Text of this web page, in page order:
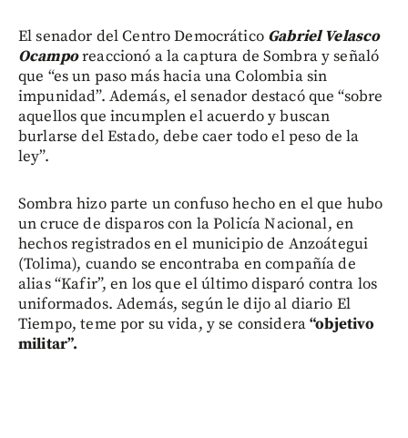
El senador del Centro Democrático Gabriel Velasco
Ocamporeaccionó a la captura de Sombra y señaló
que “es un paso más hacia una Colombia sin
impunidad”. Además, el senador destacó que “sobre
aquellos que incumplen el acuerdo y buscan
burlarse del Estado, debe caer todo el peso de la
ley”.
Sombra hizo parte un confuso hecho en el que hubo
un cruce de disparos con la Policía Nacional, en
hechos registrados en el municipio de Anzoátegui
(Tolima), cuando se encontraba en compañía de
alias “Kafir”, en los que el último disparó contra los
uniformados. Además, según le dijo al diario El
Tiempo, teme por su vida, y se considera“objetivo
militar”.